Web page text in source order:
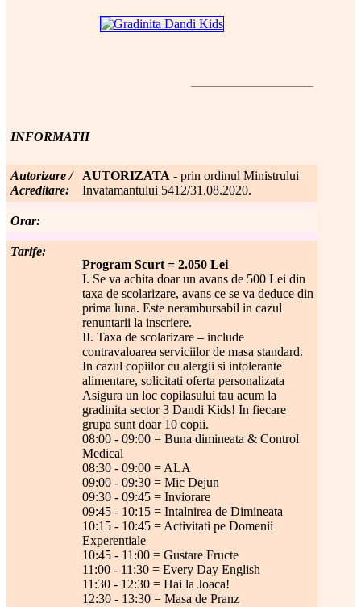
INFORMATII
Autorizare /
Acreditare:
AUTORIZATA - prin ordinul Ministrului
Invatamantului 5412/31.08.2020.
Orar:
Tarife:
Program Scurt = 2.050 Lei
I. Se va achita doar un avans de 500 Lei din
taxa de scolarizare, avans ce se va deduce din
prima luna. Este nerambursabil in cazul
renuntarii la inscriere.
II. Taxa de scolarizare – include
contravaloarea serviciilor de masa standard.
In cazul copiilor cu alergii si intolerante
alimentare, solicitati oferta personalizata
Asigura un loc copilasului tau acum la
gradinita sector 3 Dandi Kids! In fiecare
grupa sunt doar 10 copii.
08:00 - 09:00 = Buna dimineata & Control
Medical
08:30 - 09:00 = ALA
09:00 - 09:30 = Mic Dejun
09:30 - 09:45 = Inviorare
09:45 - 10:15 = Intalnirea de Dimineata
10:15 - 10:45 = Activitati pe Domenii
Experentiale
10:45 - 11:00 = Gustare Fructe
11:00 - 11:30 = Every Day English
11:30 - 12:30 = Hai la Joaca!
12:30 - 13:30 = Masa de Pranz